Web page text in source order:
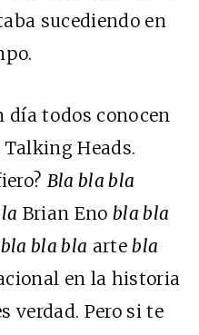
sucediendo en
día todos conocen
Talking Heads.
Bla bla bla
Brian Eno bla bla
bla bla bla artebla
en la historia
verdad. Pero si te